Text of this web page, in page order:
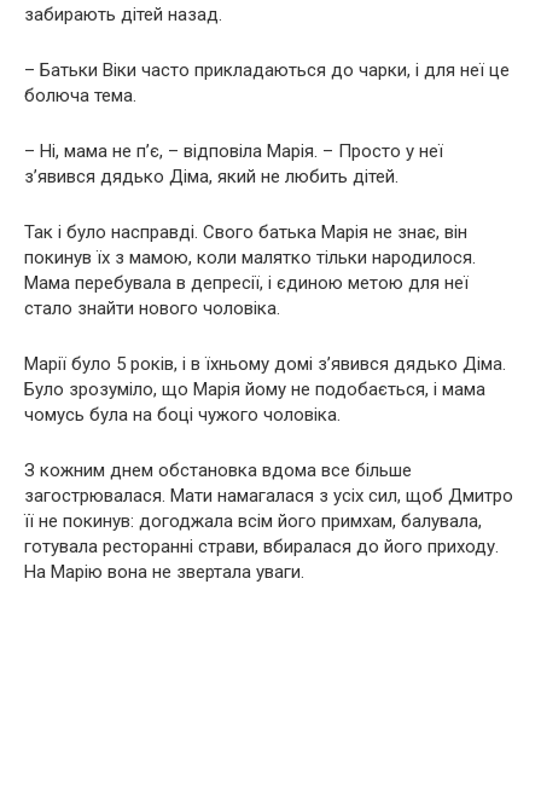
забирають дітей назад.
– Батьки Віки часто прикладаються до чарки, і для неї це
болюча тема.
– Ні, мама не п’є, – відповіла Марія. – Просто у неї
з’явився дядько Діма, який не любить дітей.
Так і було насправді. Свого батька Марія не знає, він
покинув їх з мамою, коли малятко тільки народилося.
Мама перебувала в депресії, і єдиною метою для неї
стало знайти нового чоловіка.
Марії було 5 років, і в їхньому домі з’явився дядько Діма.
Було зрозуміло, що Марія йому не подобається, і мама
чомусь була на боці чужого чоловіка.
З кожним днем обстановка вдома все більше
загострювалася. Мати намагалася з усіх сил, щоб Дмитро
її не покинув: догоджала всім його примхам, балувала,
готувала ресторанні страви, вбиралася до його приходу.
На Марію вона не звертала уваги.